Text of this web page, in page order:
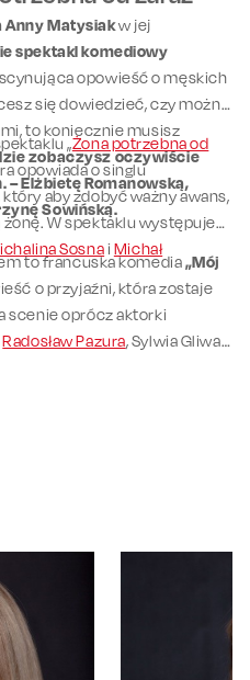
Anny Matysiakw jej
spektakl komediowy
opowieść o męskich
się dowiedzieć, czy można
to koniecznie musisz
zobaczysz oczywiście
– Elżbietę Romanowską,
Sowińską.
„Żona potrzebna od
opowiada o singlu
aby zdobyć ważny awans,
W spektaklu występuje
Sosnai Michał
to francuska komedia„Mój
o przyjaźni, która zostaje
scenie oprócz aktorki
Radosław Pazura, Sylwia Gliwa i